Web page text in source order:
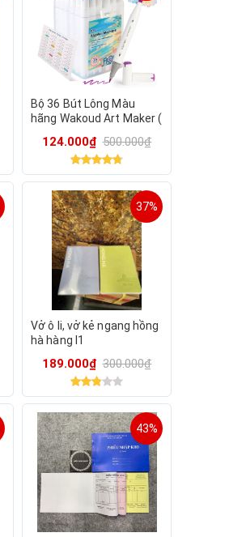
Bộ 36 Bút Lông Màu
hãng Wakoud Art Maker (
124.000₫ 500.000₫
37%
Vở ô li, vở kẻ ngang hồng
hà hàng l1
189.000₫ 300.000₫
43%